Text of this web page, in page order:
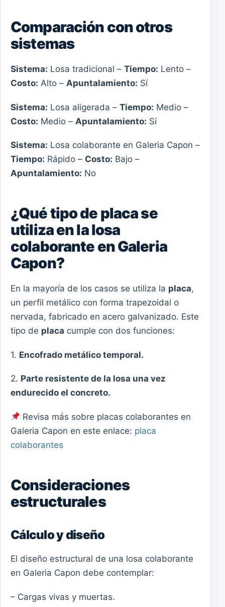
Comparación con otros
sistemas
Sistema: Losa tradicional – Tiempo: Lento –
Costo: Alto – Apuntalamiento: Sí
Sistema: Losa aligerada – Tiempo: Medio –
Costo: Medio – Apuntalamiento: Sí
Sistema: Losa colaborante en Galeria Capon –
Tiempo: Rápido – Costo: Bajo –
Apuntalamiento: No
¿Qué tipo de placa se
utiliza en la losa
colaborante en Galeria
Capon?
En la mayoría de los casos se utiliza la placa,
un perfil metálico con forma trapezoidal o
nervada, fabricado en acero galvanizado. Este
tipo de placa cumple con dos funciones:
1. Encofrado metálico temporal.
2. Parte resistente de la losa una vez
endurecido el concreto.
Revisa más sobre placas colaborantes en
Galeria Capon en este enlace: placa
colaborantes
Consideraciones
estructurales
Cálculo y diseño
El diseño estructural de una losa colaborante
en Galeria Capon debe contemplar:
– Cargas vivas y muertas.